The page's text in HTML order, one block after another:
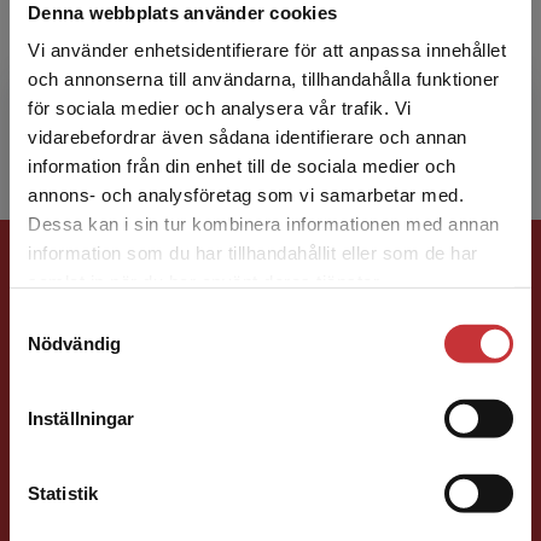
Denna webbplats använder cookies
Vi använder enhetsidentifierare för att anpassa innehållet
och annonserna till användarna, tillhandahålla funktioner
för sociala medier och analysera vår trafik. Vi
vidarebefordrar även sådana identifierare och annan
information från din enhet till de sociala medier och
annons- och analysföretag som vi samarbetar med.
Dessa kan i sin tur kombinera informationen med annan
information som du har tillhandahållit eller som de har
Nödvändig
Inställningar
Statistik
Begränsad fraktregion
Det verkar som att du besöker
studentlitteratur.se via en enhet utanför Sverige.
Vi erbjuder inte leveranser utanför Sverige. För
att kunna slutföra ett köp måste
Denise Bäckström är överläkare i anestesi och
intensivvård, officer i Försvarsmakten och
disputerad forskare med inriktning mot trauma,
prehospital...
Förlagskontakt